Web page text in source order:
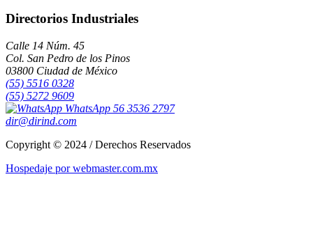
Directorios Industriales
Calle 14 Núm. 45
Col. San Pedro de los Pinos
03800 Ciudad de México
(55) 5516 0328
(55) 5272 9609
WhatsApp 56 3536 2797
dir@dirind.com
Copyright © 2024 / Derechos Reservados
Hospedaje por webmaster.com.mx